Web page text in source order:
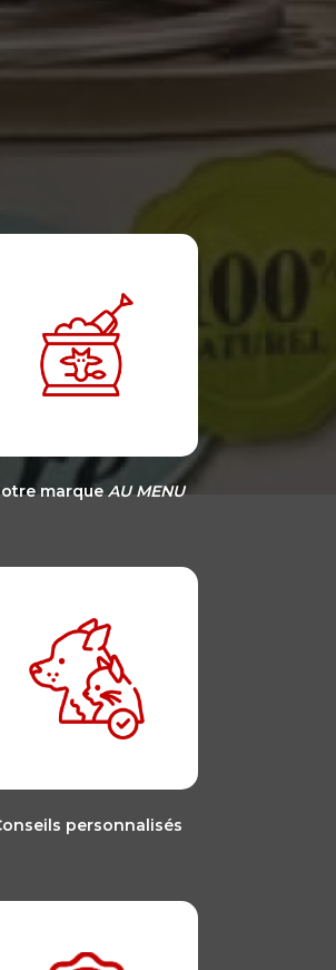
marqueAU MENU
personnalisés